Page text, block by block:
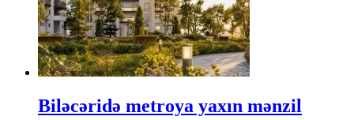
Biləcəridə metroya yaxın mənzil